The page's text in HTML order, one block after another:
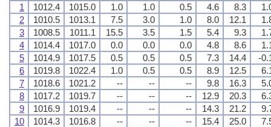
1
1012.4 1015.0 1.0 1.0 0.5 4.6 8.3
2
1010.5 1013.1 7.5 3.0 1.0 8.0 12.1
3
1008.5 1011.1 15.5 3.5 1.5 5.4 9.3
4
1014.4 1017.0 0.0 0.0 0.0 4.8 8.6
5
1014.9 1017.5 0.5 0.5 0.5 7.3 14.4
-
6
1019.8 1022.4 1.0 0.5 0.5 8.9 12.5
7
1018.6 1021.2 -- -- -- 9.8 16.3
8
1017.2 1019.7 -- -- -- 12.9 20.3
9
1016.9 1019.4 -- -- -- 14.3 21.2
10
1014.3 1016.8 -- -- -- 15.4 25.0
1
1012.4 1015.0 1.0 1.0 0.5 4.6 8.3
2
1010.5 1013.1 7.5 3.0 1.0 8.0 12.1
3
1008.5 1011.1 15.5 3.5 1.5 5.4 9.3
4
1014.4 1017.0 0.0 0.0 0.0 4.8 8.6
5
1014.9 1017.5 0.5 0.5 0.5 7.3 14.4
-
6
1019.8 1022.4 1.0 0.5 0.5 8.9 12.5
7
1018.6 1021.2 -- -- -- 9.8 16.3
8
1017.2 1019.7 -- -- -- 12.9 20.3
9
1016.9 1019.4 -- -- -- 14.3 21.2
10
1014.3 1016.8 -- -- -- 15.4 25.0
1
1012.4 1015.0 1.0 1.0 0.5 4.6 8.3
2
1010.5 1013.1 7.5 3.0 1.0 8.0 12.1
3
1008.5 1011.1 15.5 3.5 1.5 5.4 9.3
4
1014.4 1017.0 0.0 0.0 0.0 4.8 8.6
5
1014.9 1017.5 0.5 0.5 0.5 7.3 14.4
-
6
1019.8 1022.4 1.0 0.5 0.5 8.9 12.5
7
1018.6 1021.2 -- -- -- 9.8 16.3
8
1017.2 1019.7 -- -- -- 12.9 20.3
9
1016.9 1019.4 -- -- -- 14.3 21.2
10
1014.3 1016.8 -- -- -- 15.4 25.0
1
1012.4 1015.0 1.0 1.0 0.5 4.6 8.3
2
1010.5 1013.1 7.5 3.0 1.0 8.0 12.1
3
1008.5 1011.1 15.5 3.5 1.5 5.4 9.3
4
1014.4 1017.0 0.0 0.0 0.0 4.8 8.6
5
1014.9 1017.5 0.5 0.5 0.5 7.3 14.4
-
6
1019.8 1022.4 1.0 0.5 0.5 8.9 12.5
7
1018.6 1021.2 -- -- -- 9.8 16.3
8
1017.2 1019.7 -- -- -- 12.9 20.3
9
1016.9 1019.4 -- -- -- 14.3 21.2
10
1014.3 1016.8 -- -- -- 15.4 25.0